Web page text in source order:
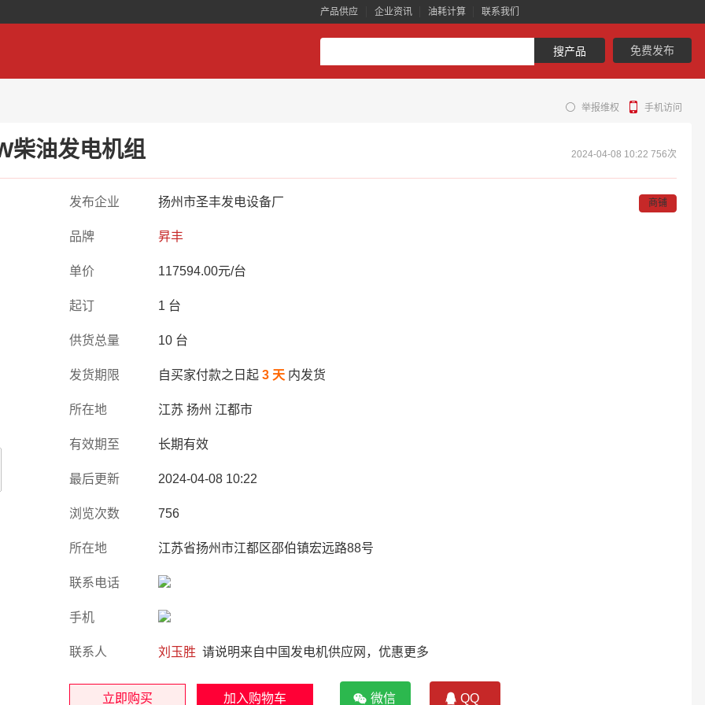
产品供应 企业资讯 油耗计算 联系我们
搜产品 免费发布
手机访问
举报维权
柴油发电机组 2024-04-08 10:22 756次
发布企业 扬州市圣丰发电设备厂 商铺
品牌 昇丰
单价 117594.00元/台
起订 1 台
供货总量 10 台
发货期限 自买家付款之日起 3 天内发货
所在地 江苏 扬州 江都市
有效期至 长期有效
最后更新 2024-04-08 10:22
浏览次数 756
所在地 江苏省扬州市江都区邵伯镇宏远路88号
联系电话
手机
联系人 刘玉胜 请说明来自中国发电机供应网，优惠更多